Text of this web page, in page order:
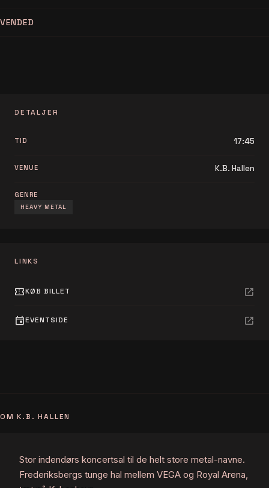
VENDED
DETALJER
TID 17:45
VENUE K.B. Hallen
GENRE
HEAVY METAL
LINKS
confirmation_numberKØB BILLET open_in_new
eventEVENTSIDE open_in_new
OM K.B. HALLEN
Stor indendørs koncertsal til de helt store metal-navne.
Frederiksbergs tunge hal mellem VEGA og Royal Arena,